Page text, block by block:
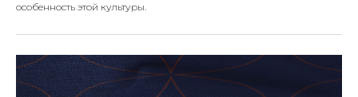
особенность этой культуры.